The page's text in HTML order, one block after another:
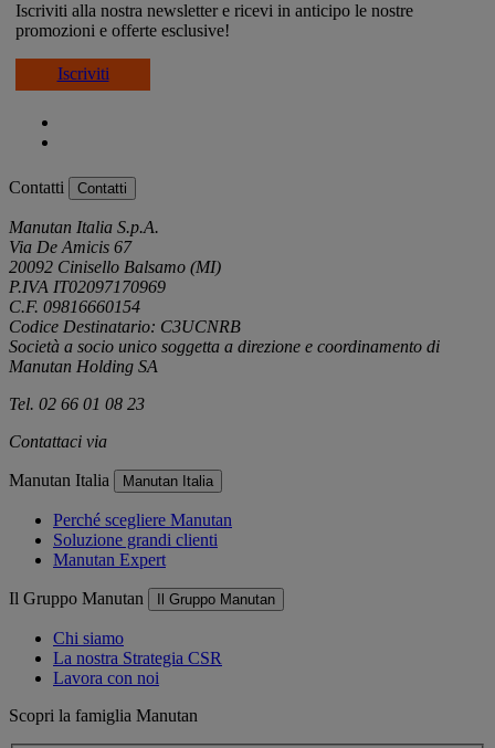
Iscriviti alla nostra newsletter e ricevi in anticipo le nostre
promozioni e offerte esclusive!
Iscriviti
Contatti Contatti
Manutan Italia S.p.A.
Via De Amicis 67
20092 Cinisello Balsamo (MI)
P.IVA IT02097170969
C.F. 09816660154
Codice Destinatario: C3UCNRB
Società a socio unico soggetta a direzione e coordinamento di
Manutan Holding SA
Tel. 02 66 01 08 23
Contattaci via
Manutan Italia Manutan Italia
Perché scegliere Manutan
Soluzione grandi clienti
Manutan Expert
Il Gruppo Manutan Il Gruppo Manutan
Chi siamo
La nostra Strategia CSR
Lavora con noi
Scopri la famiglia Manutan